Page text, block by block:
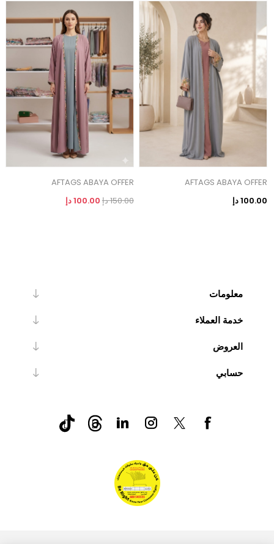
AFTAGS ABAYA OFFER
100.00 دإ
AFTAGS ABAYA OFFER
150.00 دإ
100.00 دإ
معلومات
خدمة العملاء
العروض
حسابي